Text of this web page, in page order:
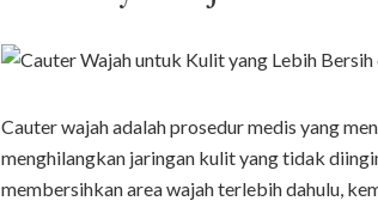
Cauter wajah adalah prosedur medis yang
menghilangkan jaringan kulit yang tidak
membersihkan area wajah terlebih dahulu,